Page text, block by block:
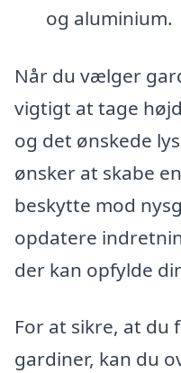
og aluminium.
Når du vælger
vigtigt at tage
og det ønskede
ønsker at skabe
beskytte mod
opdatere
der kan opfylde
For at sikre, at du
gardiner, kan du